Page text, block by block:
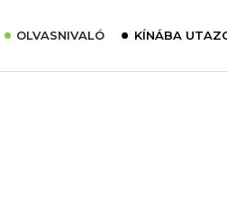
OLVASNIVALÓ KÍNÁBA